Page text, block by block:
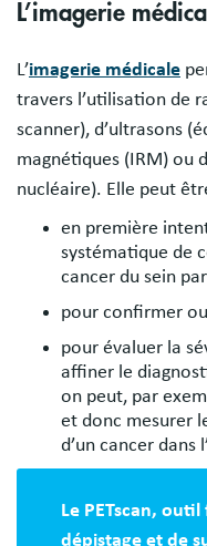
L’imagerie
L’imagerie médicale
travers l’utilisation de
scanner), d’ultrasons
magnétiques (IRM) ou
nucléaire). Elle peut
en première
systématique de
cancer du sein
pour confirmer
pour évaluer la
affiner le
on peut, par
et donc mesurer
d’un cancer dans
Le PETscan,
dépistage et de